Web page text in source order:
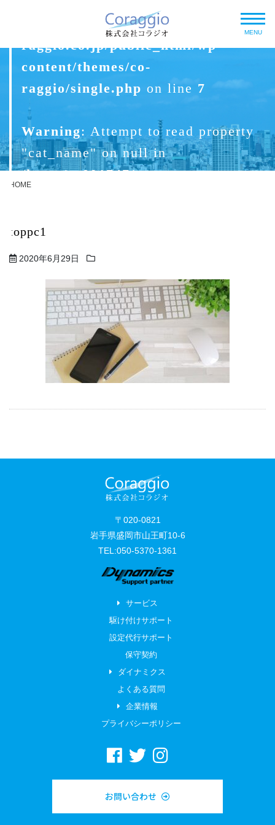
MENU
/home/xs891747/co-
raggio.co.jp/public_html/wp-
content/themes/co-
raggio/single.php on line 7
Warning: Attempt to read property
"cat_name" on null in
/home/xs891747/co-
raggio/single.php
HOME
toppc1
2020年6月29日
〒020-0821
岩手県盛岡市山王町10-6
TEL:050-5370-1361
サービス
駆け付けサポート
設定代行サポート
保守契約
ダイナミクス
よくある質問
企業情報
プライバシーポリシー
お問い合わせ